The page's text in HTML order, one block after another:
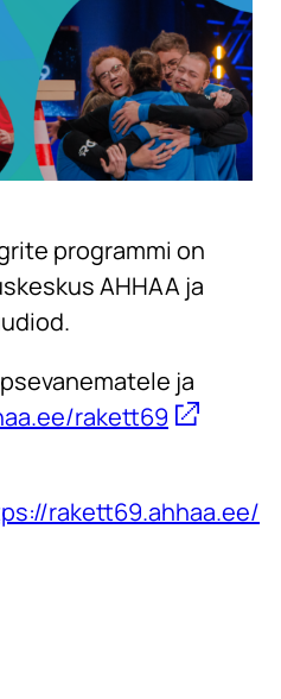
programmi on
AHHAA ja
ja
rakett69
rakett69.ahhaa.ee/